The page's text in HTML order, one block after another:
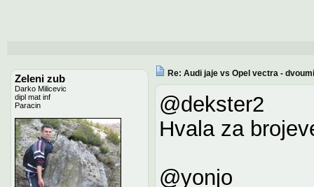
Zeleni zub
Darko Milicevic
dipl mat inf
Paracin
Re: Audi jaje vs Opel vectra -
@dekster2
Hvala za
@yonjo